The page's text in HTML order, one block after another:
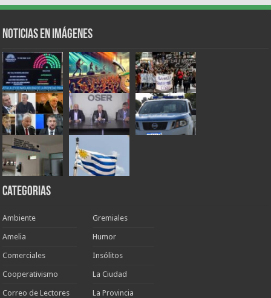
Noticias en Imágenes
Categorias
Ambiente
Amelia
Comerciales
Cooperativismo
Correo de Lectores
Gremiales
Humor
Insólitos
La Ciudad
La Provincia